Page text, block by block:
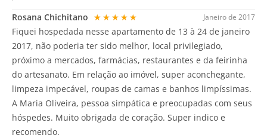
Janeiro de 2017
Rosana Chichitano ★★★★★
Fiquei hospedada nesse apartamento de 13 à 24 de janeiro
2017, não poderia ter sido melhor, local privilegiado,
próximo a mercados, farmácias, restaurantes e da feirinha
do artesanato. Em relação ao imóvel, super aconchegante,
limpeza impecável, roupas de camas e banhos limpíssimas.
A Maria Oliveira, pessoa simpática e preocupadas com seus
hóspedes. Muito obrigada de coração. Super indico e
recomendo.